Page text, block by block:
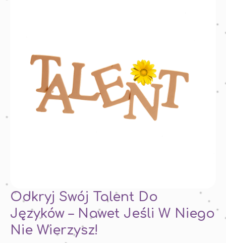
Odkryj Swój Talent Do
Języków – Nawet Jeśli W Niego
Nie Wierzysz!